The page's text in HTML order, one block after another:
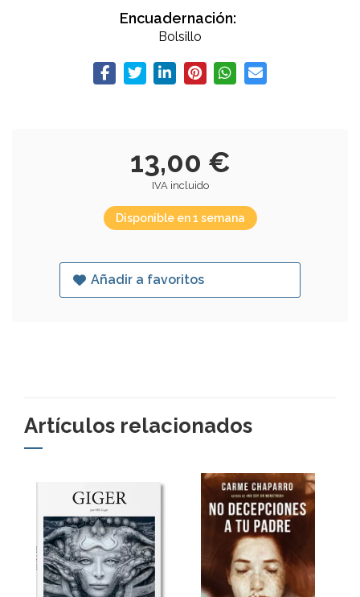
Encuadernación:
Bolsillo
13,00 €
IVA incluido
Disponible en 1 semana
Añadir a favoritos
Artículos relacionados